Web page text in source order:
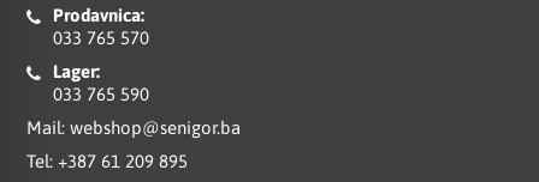
Prodavnica:
033 765 570
Lager:
033 765 590
Mail: webshop@senigor.ba
Tel: +387 61 209 895